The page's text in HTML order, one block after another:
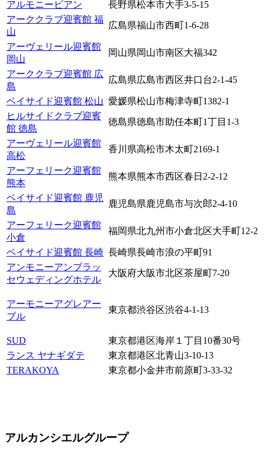
アルモニービアン
長野県松本市大手3-5-15
アーククラブ迎賓館 福
山
広島県福山市西町1-6-28
アーヴェリール迎賓館
岡山
岡山県岡山市南区大福342
アーククラブ迎賓館 広
島
広島県広島市西区井口台2-1-45
ベイサイド迎賓館 松山 愛媛県松山市梅津寺町1382-1
ヒルサイドクラブ迎賓
館 徳島
徳島県徳島市助任本町1丁目1-3
アーヴェリール迎賓館
高松
香川県高松市木太町2169-1
アーフェリーク迎賓館
熊本
熊本県熊本市西区春日2-2-12
ベイサイド迎賓館 鹿児
島
鹿児島県鹿児島市与次郎2-4-10
アーフェリーク迎賓館
小倉
福岡県北九州市小倉北区大手町12-2
ベイサイド迎賓館 長崎 長崎県長崎市浪の平町91
アンモニーアンブラッ
セウェディングホテル
大阪府大阪市北区茶屋町7-20
アーモニーアグレアー
ブル
東京都渋谷区渋谷4-1-13
SUD
東京都港区海岸１丁目10番30号
ランス ヤナギダテ
東京都港区北青山3-10-13
TERAKOYA
東京都小金井市前原町3-33-32
アルカンシエルグループ